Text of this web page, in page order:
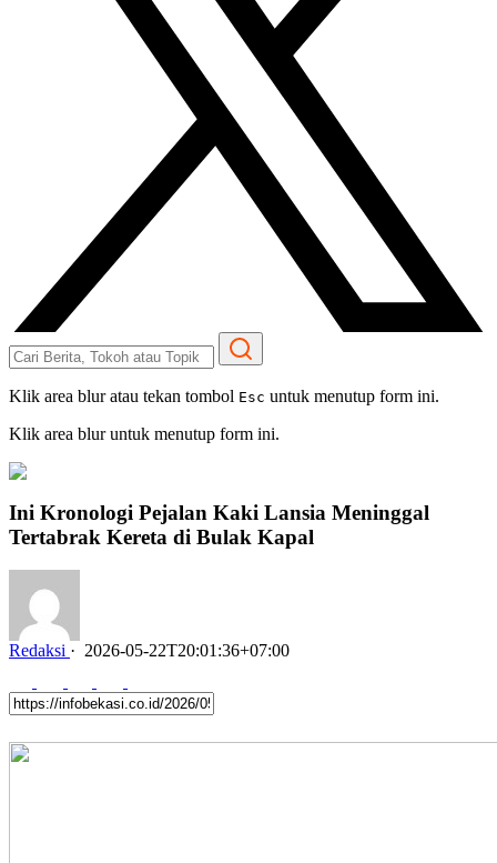
Klik area blur atau tekan tombol Esc untuk menutup form ini.
Klik area blur untuk menutup form ini.
Ini Kronologi Pejalan Kaki Lansia Meninggal
Tertabrak Kereta di Bulak Kapal
Redaksi · 2026-05-22T20:01:36+07:00